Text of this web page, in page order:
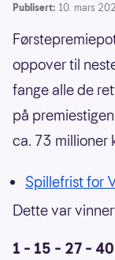
Publisert: 10. mars
oppover til
fange alle de
på
ca. 73 millioner
Spillefrist for
Dette var
1 – 15 – 27 –